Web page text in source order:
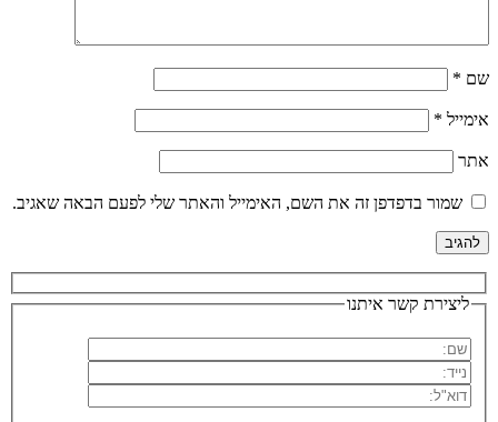
שם *
אימייל *
אתר
שמור בדפדפן זה את השם, האימייל והאתר שלי לפעם הבאה שאגיב.
ליצירת קשר איתנו